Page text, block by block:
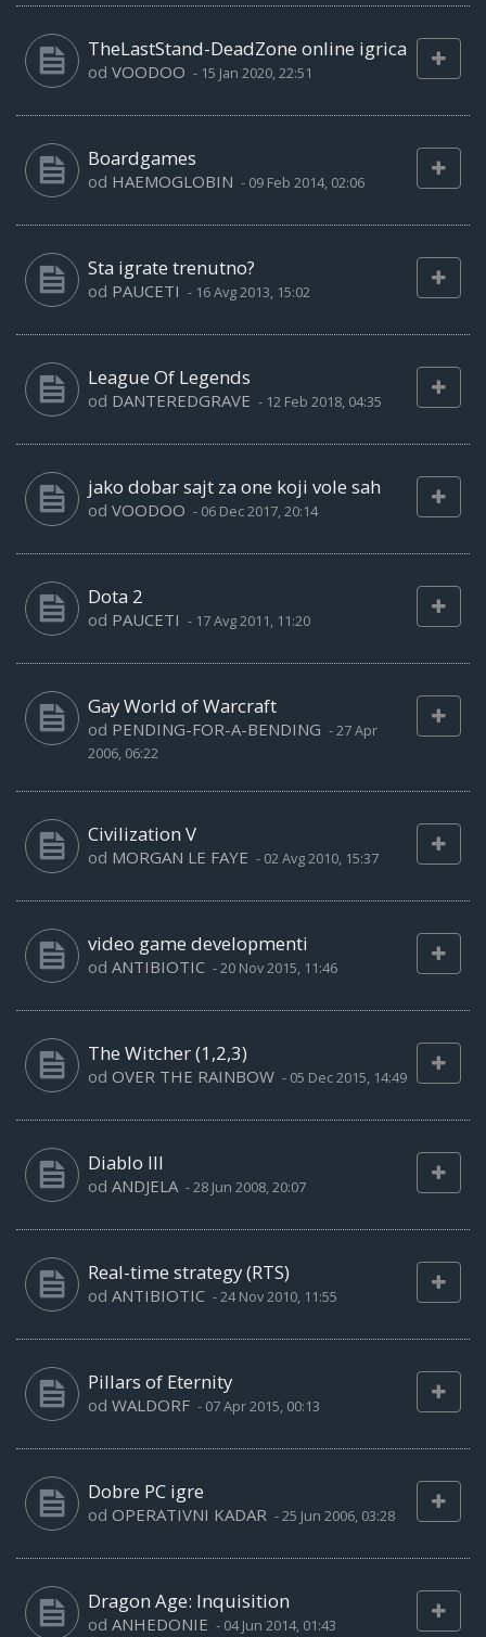
TheLastStand-DeadZone online igrica
od VOODOO - 15 Jan 2020, 22:51
Boardgames
od HAEMOGLOBIN - 09 Feb 2014, 02:06
Sta igrate trenutno?
od PAUCETI - 16 Avg 2013, 15:02
League Of Legends
od DANTEREDGRAVE - 12 Feb 2018, 04:35
jako dobar sajt za one koji vole sah
od VOODOO - 06 Dec 2017, 20:14
Dota 2
od PAUCETI - 17 Avg 2011, 11:20
Gay World of Warcraft
od PENDING-FOR-A-BENDING -27 Apr
2006, 06:22
Civilization V
od MORGAN LE FAYE - 02 Avg 2010, 15:37
video game developmenti
od ANTIBIOTIC -20 Nov 2015, 11:46
The Witcher (1,2,3)
od OVER THE RAINBOW - 05 Dec 2015, 14:49
Diablo III
od ANDJELA -28 Jun 2008, 20:07
Real-time strategy (RTS)
od ANTIBIOTIC -24 Nov 2010, 11:55
Pillars of Eternity
od WALDORF - 07 Apr 2015, 00:13
Dobre PC igre
od OPERATIVNI KADAR -25 Jun 2006, 03:28
Dragon Age: Inquisition
od ANHEDONIE - 04 Jun 2014, 01:43